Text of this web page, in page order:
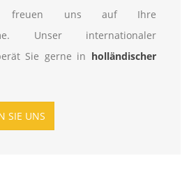
uns auf Ihre
Unser internationaler
Sie gerne in holländischer
SIE UNS